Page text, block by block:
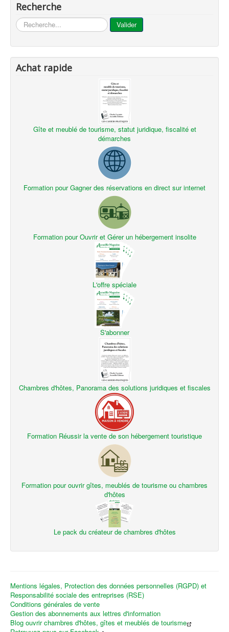
Recherche
... Valider
Achat rapide
Gîte et meublé de tourisme, statut juridique, fiscalité et
démarches
Formation pour Gagner des réservations en direct sur internet
Formation pour Ouvrir et Gérer un hébergement insolite
L'offre spéciale
S'abonner
Chambres d'hôtes, Panorama des solutions juridiques et fiscales
Formation Réussir la vente de son hébergement touristique
Formation pour ouvrir gîtes, meublés de tourisme ou chambres
d'hôtes
Le pack du créateur de chambres d'hôtes
Mentions légales, Protection des données personnelles (RGPD) et
Responsabilité sociale des entreprises (RSE)
Conditions générales de vente
Gestion des abonnements aux lettres d'information
Blog ouvrir chambres d'hôtes, gîtes et meublés de tourisme